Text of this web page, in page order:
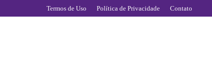
Termos de Uso Política de Privacidade Contato